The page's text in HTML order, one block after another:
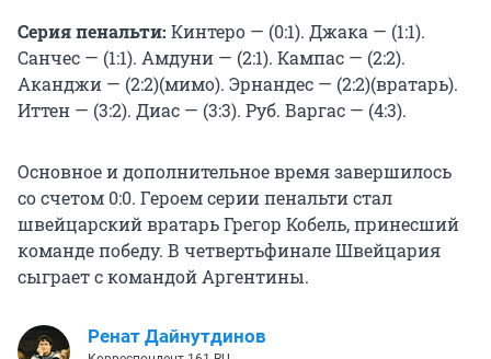
Серия пенальти: Кинтеро — (0:1). Джака — (1:1).
Санчес — (1:1). Амдуни — (2:1). Кампас — (2:2).
Аканджи — (2:2)(мимо). Эрнандес — (2:2)(вратарь).
Иттен — (3:2). Диас — (3:3). Руб. Варгас — (4:3).
Основное и дополнительное время завершилось
со счетом 0:0. Героем серии пенальти стал
швейцарский вратарь Грегор Кобель, принесший
команде победу. В четвертьфинале Швейцария
сыграет с командой Аргентины.
Ренат Дайнутдинов